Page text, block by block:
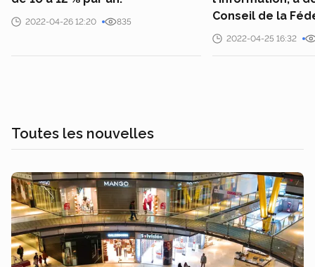
2022-04-26 12:20 835
Conseil de la
2022-04-25 16:32
Toutes les nouvelles